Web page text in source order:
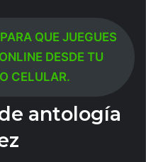
QUE JUEGUES
DESDE TU
CELULAR.
antología